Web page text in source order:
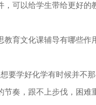
，可以给学生带给更好的
育文化课辅导有哪些作
学好化学有时候并不那
节奏，跟不上步伐，困难